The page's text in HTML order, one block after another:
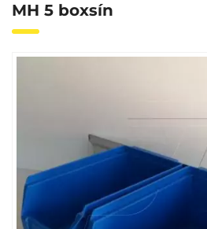
MH 5 boxsín